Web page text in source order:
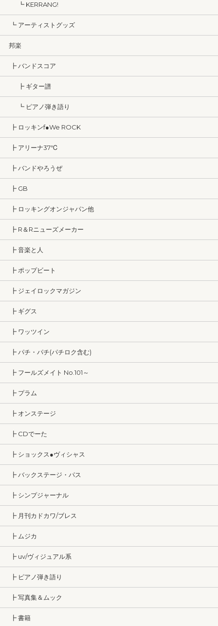
┗ KERRANG!
┗ アーティストグッズ
邦楽
┣ バンドスコア
┣ ギター譜
┗ ピアノ弾き語り
┣ ロッキンf●We ROCK
┣ アリーナ37℃
┣ バンドやろうぜ
┣ GB
┣ ロッキングオンジャパン他
┣ R＆Rニューズメーカー
┣ 音楽と人
┣ ポップビート
┣ ジェイロックマガジン
┣ ギグス
┣ ワッツイン
┣ パチ・パチ(パチロク含む)
┣ フールズメイト No.101～
┣ プラム
┣ オンステージ
┣ CDでーた
┣ ショックス●ヴィシャス
┣ バックステージ・パス
┣ シンプジャーナル
┣ 月刊カドカワ/ブレス
┣ ムジカ
┣ uv/ヴィジュアル系
┣ ピアノ弾き語り
┣ 写真集＆ムック
┣ 書籍